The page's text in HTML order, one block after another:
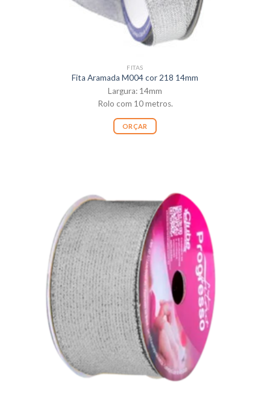
FITAS
Fita Aramada M004 cor 218 14mm
Largura: 14mm
Rolo com 10 metros.
ORÇAR